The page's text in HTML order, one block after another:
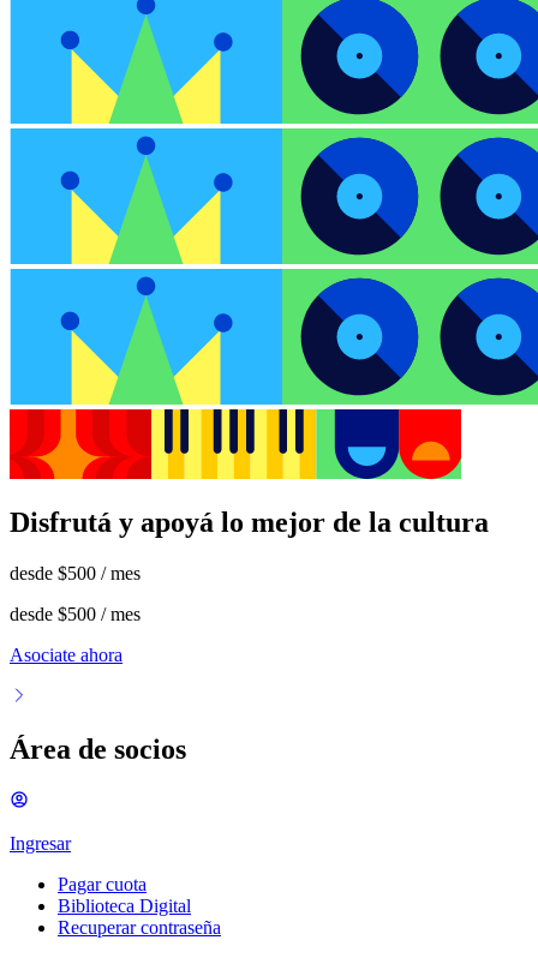
Disfrutá y apoyá lo mejor de la cultura
desde $500 / mes
desde $500 / mes
Asociate ahora
Área de socios
Ingresar
Pagar cuota
Biblioteca Digital
Recuperar contraseña